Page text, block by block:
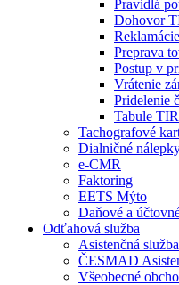
Pravidlá
Dohovor
Preprava
Postup v
Vrátenie
Pridelenie
Tabule
Tachografové
Dialničné
e-CMR
Faktoring
EETS Mýto
Daňové a
Odťahová služba
Asistenčná služba
ČESMAD
Všeobecné